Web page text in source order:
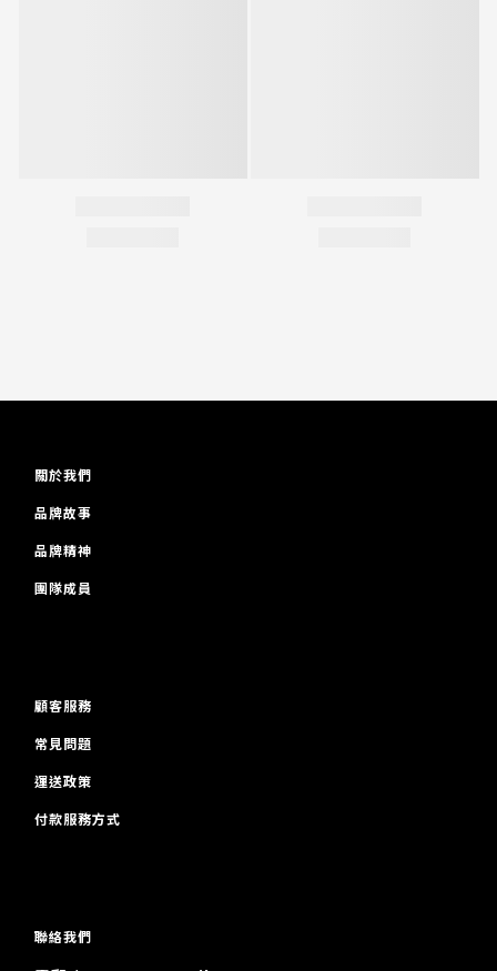
關於我們
品牌故事
品牌精神
團隊成員
顧客服務
常見問題
運送政策
付款服務方式
聯絡我們